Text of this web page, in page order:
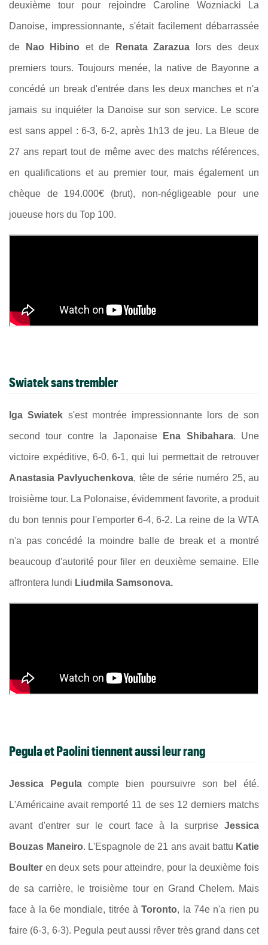
deuxième tour pour rejoindre Caroline Wozniacki La
Danoise, impressionnante, s'était facilement débarrassée
de Nao Hibino et de Renata Zarazua lors des deux
premiers tours. Toujours menée, la native de Bayonne a
concédé un break d'entrée dans les deux manches et n'a
jamais su inquiéter la Danoise sur son service. Le score
est sans appel : 6-3, 6-2, après 1h13 de jeu. La Bleue de
27 ans repart tout de même avec des matchs références,
en qualifications et au premier tour, mais également un
chèque de 194.000€ (brut), non-négligeable pour une
joueuse hors du Top 100.
Swiatek sans trembler
Iga Swiatek s'est montrée impressionnante lors de son
second tour contre la Japonaise Ena Shibahara. Une
victoire expéditive, 6-0, 6-1, qui lui permettait de retrouver
Anastasia Pavlyuchenkova, tête de série numéro 25, au
troisième tour. La Polonaise, évidemment favorite, a produit
du bon tennis pour l'emporter 6-4, 6-2. La reine de la WTA
n'a pas concédé la moindre balle de break et a montré
beaucoup d'autorité pour filer en deuxième semaine. Elle
affrontera lundi Liudmila Samsonova.
Pegula et Paolini tiennent aussi leur rang
Jessica Pegulacompte bien poursuivre son bel été.
L'Américaine avait remporté 11 de ses 12 derniers matchs
avant d'entrer sur le court face à la surprise Jessica
Bouzas Maneiro. L'Espagnole de 21 ans avait battu Katie
Boulter en deux sets pour atteindre, pour la deuxième fois
de sa carrière, le troisième tour en Grand Chelem. Mais
face à la 6e mondiale, titrée àToronto, la 74e n'a rien pu
faire (6-3, 6-3). Pegula peut aussi rêver très grand dans cet